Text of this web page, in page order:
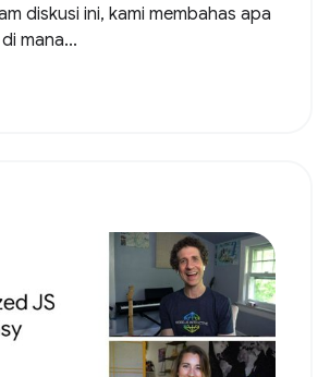
diskusi ini, kami membahas apa
mana...